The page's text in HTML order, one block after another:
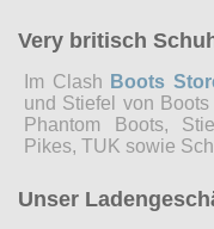
Very britisch
Im Clash Boots
und Stiefel von
Phantom Boots,
Pikes, TUK sowie
Unser